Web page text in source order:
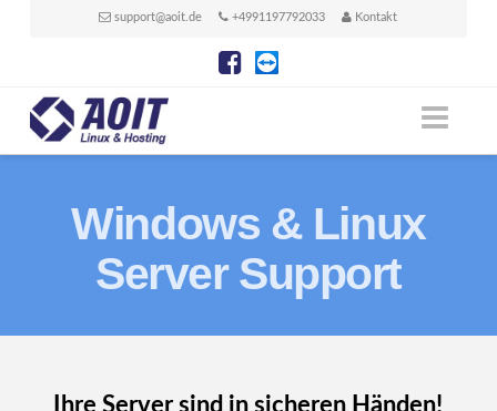
support@aoit.de +4991197792033 Kontakt
Linux
Administration
aus
einer
Windows & Linux
Server Support
Ihre Server sind in sicheren Händen!